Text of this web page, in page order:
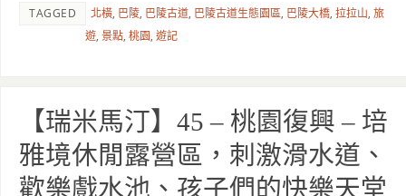
TAGGED 北橫, 巴陵, 巴陵古道, 巴陵古道生態園區, 巴陵大橋,拉拉山,旅
遊,景點,桃園,遊記
【瑞米馬汀】45 – 桃園復興 – 培
雅境休閒露營區，刺激滑水道、
歡樂戲水池、孩子們的快樂天堂